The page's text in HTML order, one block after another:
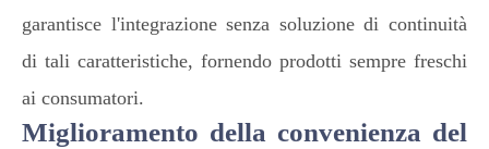
garantisce l'integrazione senza soluzione di continuità
di tali caratteristiche, fornendo prodotti sempre freschi
ai consumatori.
Miglioramento della convenienza del